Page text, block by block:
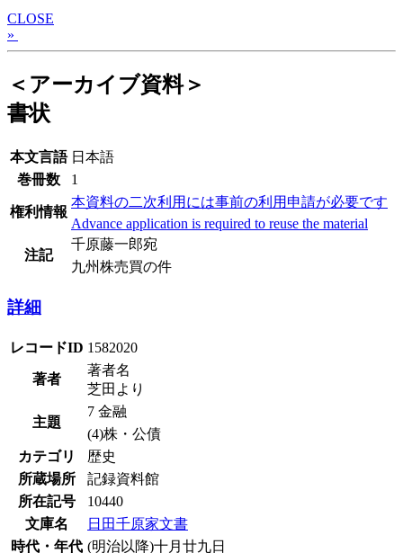
CLOSE
»
＜アーカイブ資料＞
書状
本文言語 日本語
巻冊数
1
権利情報
本資料の二次利用には事前の利用申請が必要です
Advance application is required to reuse the material
注記
千原藤一郎宛
九州株売買の件
詳細
レコードID 1582020
著者
著者名
芝田より
主題
7 金融
(4)株・公債
カテゴリ
歴史
所蔵場所
記録資料館
所在記号
10440
文庫名
日田千原家文書
時代・年代 (明治以降)十月廿九日